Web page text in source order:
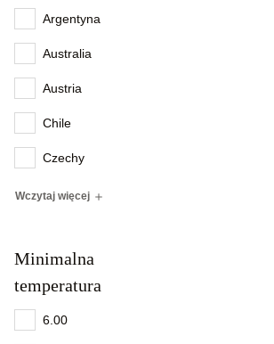
Argentyna
Australia
Austria
Chile
Czechy
Wczytaj więcej
Minimalna
temperatura
6.00